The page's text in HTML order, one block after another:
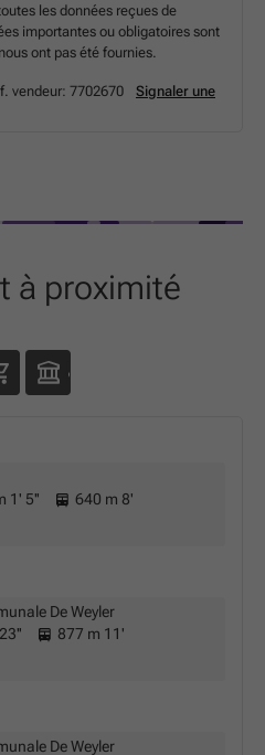
les données reçues de
importantes ou obligatoires sont
ont pas été fournies.
vendeur: 7702670
Signaler une
à proximité
1' 5''
640 m 8'
De Weyler
877 m 11'
De Weyler